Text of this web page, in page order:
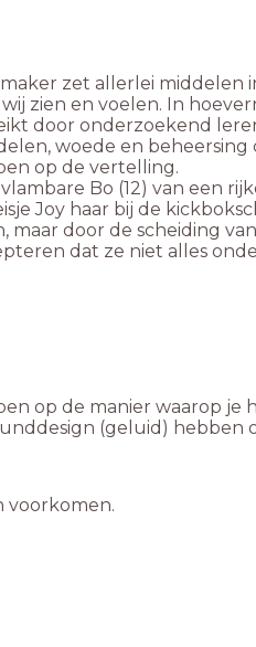
zet allerlei middelen
zien en voelen. In
door onderzoekend
woede en
op de vertelling.
Bo (12) van een
Joy haar bij de
door de scheiding
op de manier waarop je
(geluid) hebben
voorkomen.